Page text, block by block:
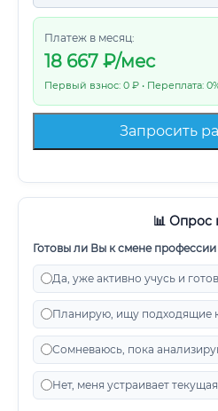
Платеж в месяц:
18 667 ₽/мес
Первый взнос: 0 ₽ • Переплата:
Запросить
📊 Опрос
Готовы ли Вы к смене профессии
Да, уже активно учусь и
Планирую, ищу подходящие
Сомневаюсь, пока
Нет, меня устраивает